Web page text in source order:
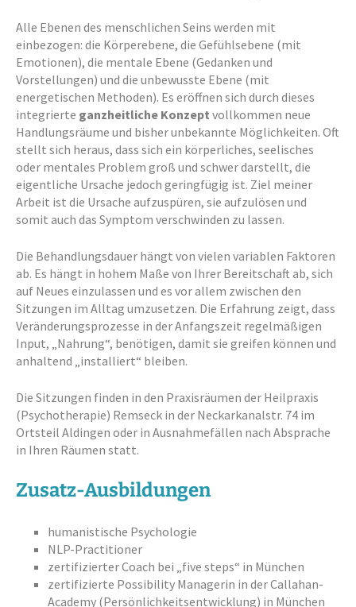
Alle Ebenen des menschlichen Seins werden mit
einbezogen: die Körperebene, die Gefühlsebene (mit
Emotionen), die mentale Ebene (Gedanken und
Vorstellungen) und die unbewusste Ebene (mit
energetischen Methoden). Es eröffnen sich durch dieses
integrierte ganzheitliche Konzept vollkommen neue
Handlungsräume und bisher unbekannte Möglichkeiten. Oft
stellt sich heraus, dass sich ein körperliches, seelisches
oder mentales Problem groß und schwer darstellt, die
eigentliche Ursache jedoch geringfügig ist. Ziel meiner
Arbeit ist die Ursache aufzuspüren, sie aufzulösen und
somit auch das Symptom verschwinden zu lassen.
Die Behandlungsdauer hängt von vielen variablen Faktoren
ab. Es hängt in hohem Maße von Ihrer Bereitschaft ab, sich
auf Neues einzulassen und es vor allem zwischen den
Sitzungen im Alltag umzusetzen. Die Erfahrung zeigt, dass
Veränderungsprozesse in der Anfangszeit regelmäßigen
Input, „Nahrung“, benötigen, damit sie greifen können und
anhaltend „installiert“ bleiben.
Die Sitzungen finden in den Praxisräumen der Heilpraxis
(Psychotherapie) Remseck in der Neckarkanalstr. 74 im
Ortsteil Aldingen oder in Ausnahmefällen nach Absprache
in Ihren Räumen statt.
Zusatz-Ausbildungen
humanistische Psychologie
NLP-Practitioner
zertifizierter Coach bei „five steps“ in München
zertifizierte Possibility Managerin in der Callahan-
Academy (Persönlichkeitsentwicklung) in München